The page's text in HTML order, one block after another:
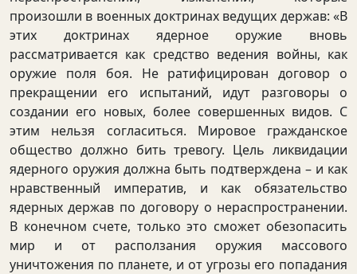
произошли в военных доктринах ведущих держав: «В
этих доктринах ядерное оружие вновь
рассматривается как средство ведения войны, как
оружие поля боя. Не ратифицирован договор о
прекращении его испытаний, идут разговоры о
создании его новых, более совершенных видов. С
этим нельзя согласиться. Мировое гражданское
общество должно бить тревогу. Цель ликвидации
ядерного оружия должна быть подтверждена – и как
нравственный императив, и как обязательство
ядерных держав по договору о нераспространении.
В конечном счете, только это сможет обезопасить
мир и от расползания оружия массового
уничтожения по планете, и от угрозы его попадания